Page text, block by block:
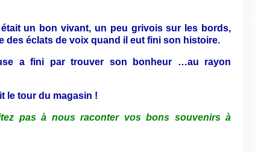
un bon vivant, un peu grivois sur les bords,
des éclats de voix quand il eut fini son histoire.
a fini par trouver son bonheur …au rayon
fit le tour du magasin !
pas à nous raconter vos bons souvenirs à